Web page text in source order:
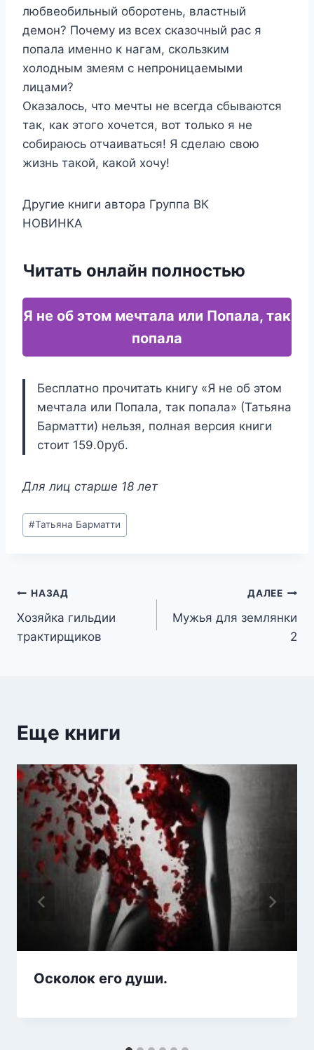
любвеобильный оборотень, властный
демон? Почему из всех сказочный рас я
попала именно к нагам, скользким
холодным змеям с непроницаемыми
лицами?
Оказалось, что мечты не всегда сбываются
так, как этого хочется, вот только я не
собираюсь отчаиваться! Я сделаю свою
жизнь такой, какой хочу!
Другие книги автора Группа ВК
НОВИНКА
Читать онлайн полностью
Я не об этом мечтала или Попала, так
попала
Бесплатно прочитать книгу «Я не об этом
мечтала или Попала, так попала» (Татьяна
Барматти) нельзя, полная версия книги
стоит 159.0руб.
Для лиц старше 18 лет
Метки
записи:
#Татьяна Барматти
Навигация
по
НАЗАД
Хозяйка гильдии
трактирщиков
ДАЛЕЕ
Мужья для землянки
2
Еще книги
Осколок его души.